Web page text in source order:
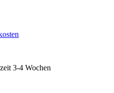
3-4 Wochen